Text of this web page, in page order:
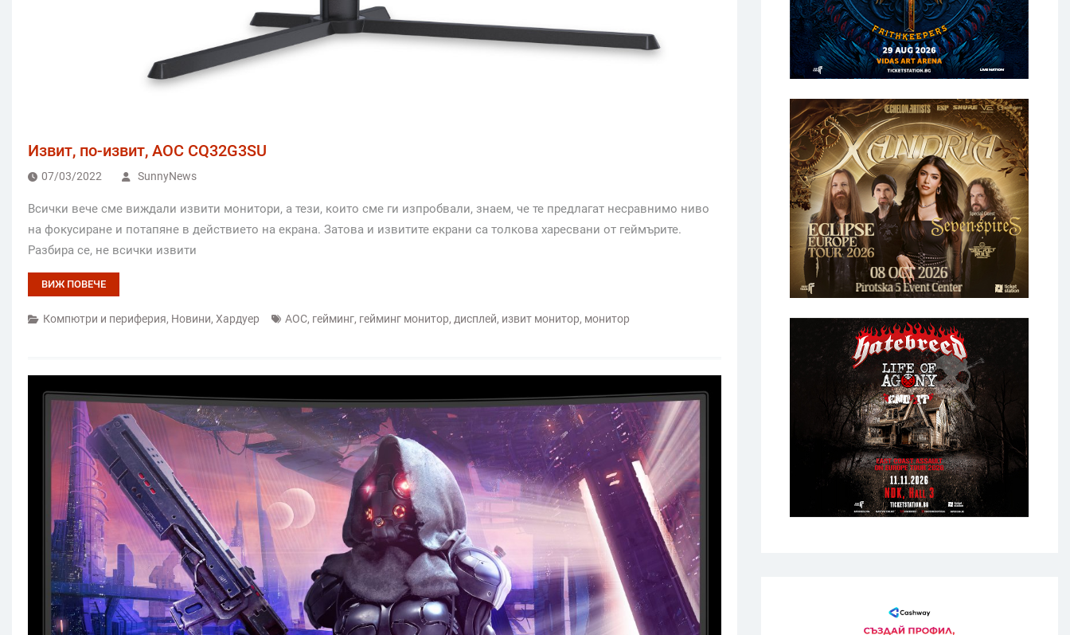
Извит, по-извит, AOC CQ32G3SU
07/03/2022 SunnyNews
Всички вече сме виждали извити монитори, а тези, които сме ги изпробвали, знаем, че те предлагат несравнимо ниво
на фокусиране и потапяне в действието на екрана. Затова и извитите екрани са толкова харесвани от геймърите.
Разбира се, не всички извити
ВИЖ ПОВЕЧЕ
Компютри и периферия, Новини, Хардуер AOC, гейминг, гейминг монитор, дисплей, извит монитор, монитор